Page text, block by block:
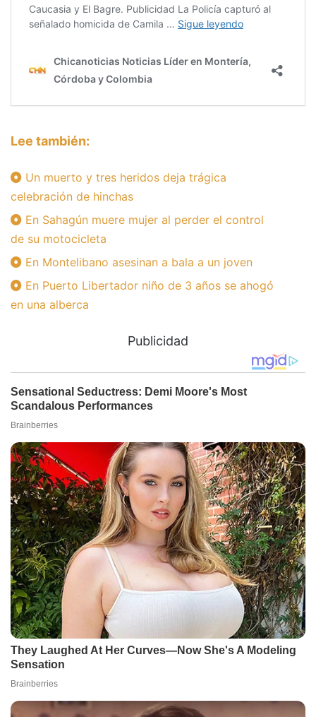
Lee también:
Un muerto y tres heridos deja trágica
celebración de hinchas
En Sahagún muere mujer al perder el control
de su motocicleta
En Montelibano asesinan a bala a un joven
En Puerto Libertador niño de 3 años se ahogó
en una alberca
Publicidad